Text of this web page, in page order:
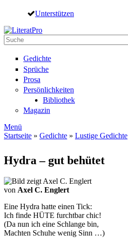
Direkt zum Inhalt
Unterstützen
Suche
Gedichte
Sprüche
Prosa
Persönlichkeiten
Bibliothek
Magazin
Menü
Startseite » Gedichte » Lustige Gedichte
Hydra – gut behütet
von Axel C. Englert
Eine Hydra hatte einen Tick:
Ich finde HÜTE furchtbar chic!
(Da nun ich eine Schlange bin,
Machten Schuhe wenig Sinn …)